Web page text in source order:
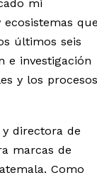
mi
últimos seis
e investigación
y los procesos
directora de
marcas de
Como